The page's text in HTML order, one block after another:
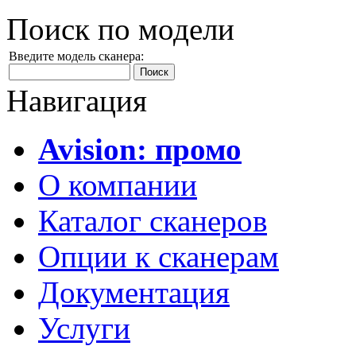
Поиск по модели
Введите модель сканера:
Навигация
Avision: промо
О компании
Каталог сканеров
Опции к сканерам
Документация
Услуги